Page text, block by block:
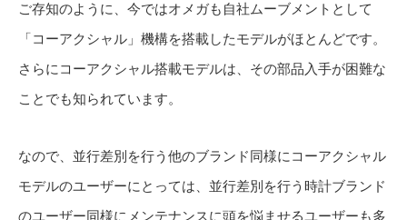
ご存知のように、今ではオメガも自社ムーブメントとして
「コーアクシャル」機構を搭載したモデルがほとんどです。
さらにコーアクシャル搭載モデルは、その部品入手が困難な
ことでも知られています。
なので、並行差別を行う他のブランド同様にコーアクシャル
モデルのユーザーにとっては、並行差別を行う時計ブランド
のユーザー同様にメンテナンスに頭を悩ませるユーザーも多